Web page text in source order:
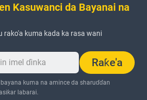
Kasuwanci da Bayanai na
rako'a kuma kada ka rasa wani
Raƙe'a
kuma na amince da sharuɗɗan
labarai.